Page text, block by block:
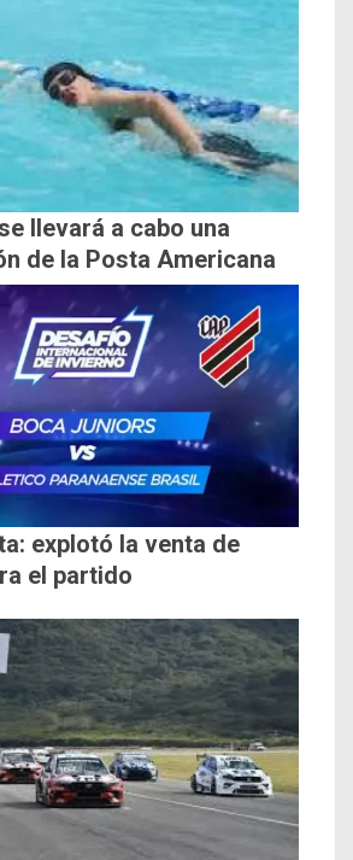
llevará a cabo una
de la Posta Americana
explotó la venta de
el partido